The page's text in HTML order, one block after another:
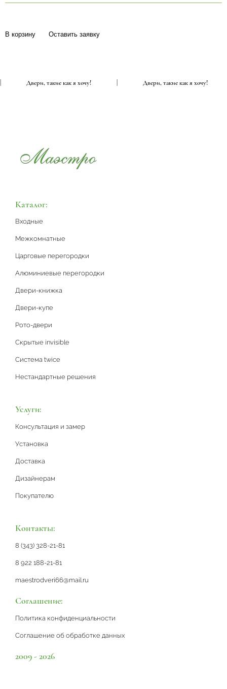
В корзину Оставить заявку
Двери, такие как я хочу! Двери, такие как я хочу!
Каталог:
Входные
Межкомнатные
Царговые перегородки
Алюминиевые перегородки
Двери-книжка
Двери-купе
Рото-двери
Скрытые invisible
Система twice
Нестандартные решения
Услуги:
Консультация и замер
Установка
Доставка
Дизайнерам
Покупателю
Контакты:
8 (343) 328-21-81
8 922 188-21-81
maestrodveri66@mail.ru
Соглашение:
Политика конфиденциальности
Соглашение об обработке данных
2009 - 2026